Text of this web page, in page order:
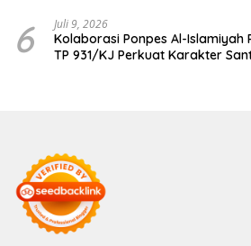
6 Juli 9, 2026
Kolaborasi Ponpes Al-Islamiyah
TP 931/KJ Perkuat Karakter